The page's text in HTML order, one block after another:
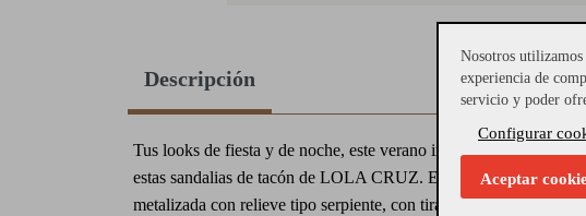
Descripción
Tus looks de fiesta y de noche, este verano irán acompañados de
estas sandalias de tacón de LOLA CRUZ. Están fabricadas en
metalizada con relieve tipo serpiente, con tira en la pala y talón
Nosotros
experiencia de
servicio y poder
Configurar
Aceptar